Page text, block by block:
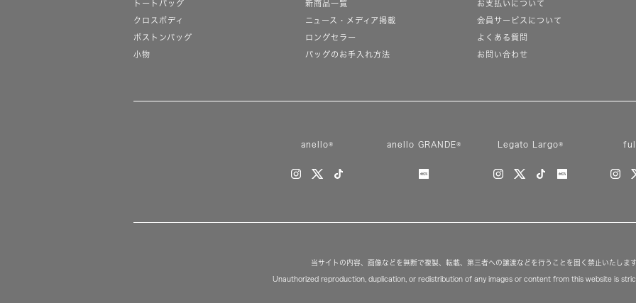
トートバッグ
クロスボディ
ボストンバッグ
小物
新商品一覧
ニュース・メディア掲載
ロングセラー
バッグのお手入れ方法
お支払いについて
会員サービスについて
よくある質問
お問い合わせ
anello® anello GRANDE® Legato Largo®
当サイトの内容、画像などを無断で複製、転載、第三者への譲渡などを行うことを固く禁止いたします
Unauthorized reproduction, duplication, or redistribution of any images or content from this website is